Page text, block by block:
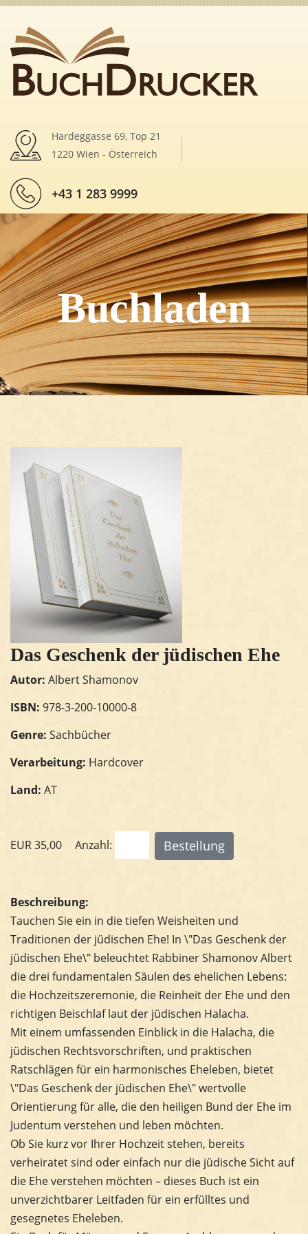
Hardeggasse 69, Top 21
1220 Wien - Österreich
+43 1 283 9999
Buchladen
Das Geschenk der jüdischen Ehe
Autor: Albert Shamonov
ISBN: 978-3-200-10000-8
Genre: Sachbücher
Verarbeitung: Hardcover
Land: AT
EUR35,00 Anzahl:
Beschreibung:
Tauchen Sie ein in die tiefen Weisheiten und
Traditionen der jüdischen Ehe! In \"Das Geschenk der
jüdischen Ehe\" beleuchtet Rabbiner Shamonov Albert
die drei fundamentalen Säulen des ehelichen Lebens:
die Hochzeitszeremonie, die Reinheit der Ehe und den
richtigen Beischlaf laut der jüdischen Halacha.
Mit einem umfassenden Einblick in die Halacha, die
jüdischen Rechtsvorschriften, und praktischen
Ratschlägen für ein harmonisches Eheleben, bietet
\"Das Geschenk der jüdischen Ehe\" wertvolle
Orientierung für alle, die den heiligen Bund der Ehe im
Judentum verstehen und leben möchten.
Ob Sie kurz vor Ihrer Hochzeit stehen, bereits
verheiratet sind oder einfach nur die jüdische Sicht auf
die Ehe verstehen möchten – dieses Buch ist ein
unverzichtbarer Leitfaden für ein erfülltes und
gesegnetes Eheleben.